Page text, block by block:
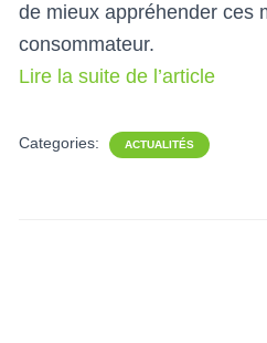
de mieux appréhender ces
consommateur.
Lire la suite de l’article
Categories: ACTUALITÉS